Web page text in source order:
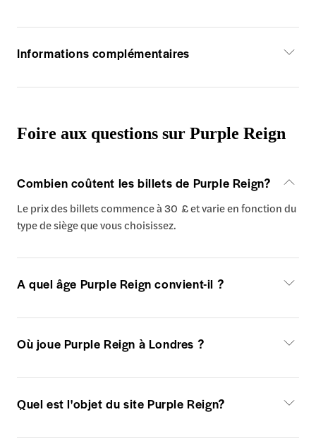
Informations complémentaires
Foire aux questions sur Purple Reign
Combien coûtent les billets de Purple Reign?
Le prix des billets commence à 30 £ et varie en fonction du
type de siège que vous choisissez.
A quel âge Purple Reign convient-il ?
Où joue Purple Reign à Londres ?
Quel est l'objet du site Purple Reign?